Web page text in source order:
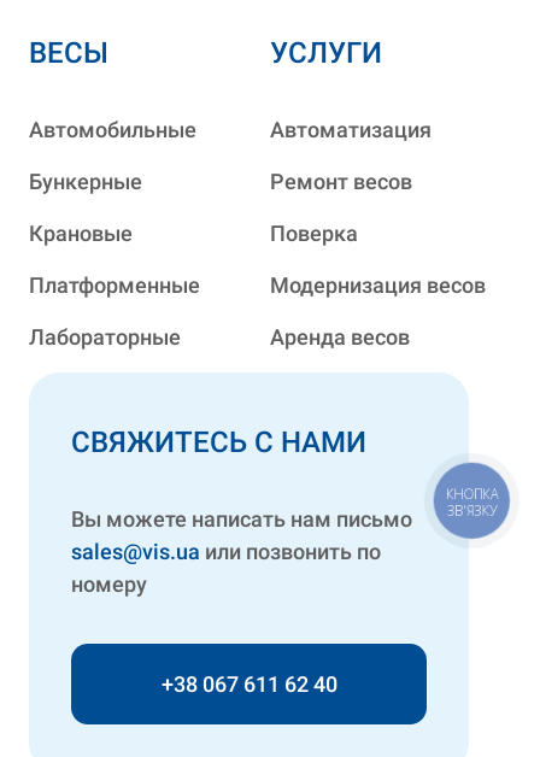
ВЕСЫ
Автомобильные
Бункерные
Крановые
Платформенные
Лабораторные
УСЛУГИ
Автоматизация
Ремонт весов
Поверка
Модернизация весов
Аренда весов
СВЯЖИТЕСЬ С НАМИ
Вы можете написать нам письмо
sales@vis.ua или позвонить по
номеру
+38 067 611 62 40
КНОПКА
ЗВ'ЯЗКУ